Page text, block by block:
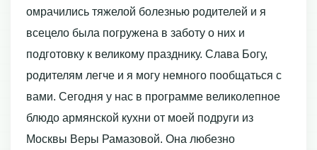
омрачились тяжелой болезнью родителей и я
всецело была погружена в заботу о них и
подготовку к великому празднику. Слава Богу,
родителям легче и я могу немного пообщаться с
вами. Сегодня у нас в программе великолепное
блюдо армянской кухни от моей подруги из
Москвы Веры Рамазовой. Она любезно